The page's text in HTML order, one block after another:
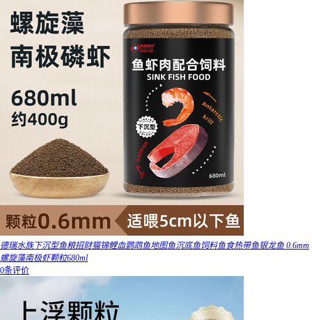
德瑞水族下沉型鱼粮招财猫锦鲤血鹦鹉鱼地图鱼沉底鱼饲料鱼食热带鱼银龙鱼 0.6mm
螺旋藻南极虾颗粒680ml
0条评价